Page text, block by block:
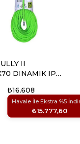
II
DINAMIK IP
₺16.608
Havale İle Ekstra %5
₺15.777,60